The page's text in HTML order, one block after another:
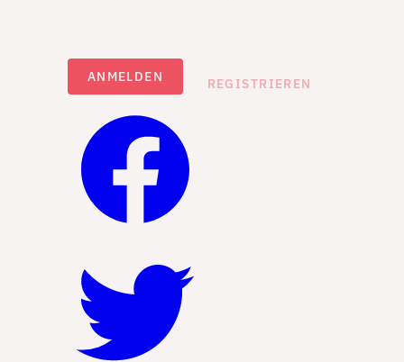
ANMELDEN REGISTRIEREN